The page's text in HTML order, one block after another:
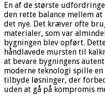
En af de største
den rette balance mellem
det nye. Det kræver ofte
materialer, som var
bygningen blev opført.
håndlavede mursten til
at bevare bygningens
moderne teknologi spille
tilbyde løsninger, der
uden at gå på kompromis